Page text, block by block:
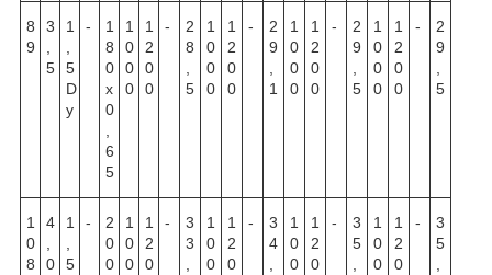
8
9
3
5
1
5
D
y
-
1
8
0
х
0
6
5
1
0
0
0
1
2
0
0
-
2
8
5
1
0
0
0
1
2
0
0
-
2
9
1
1
0
0
0
1
2
0
0
-
2
9
5
1
0
0
0
1
2
0
0
-
2
9
5
1
0
8
4
0
1
5
-
2
0
0
1
0
0
1
2
0
-
3
3
1
0
0
1
2
0
-
3
4
1
0
0
1
2
0
-
3
5
1
0
0
1
2
0
-
3
5